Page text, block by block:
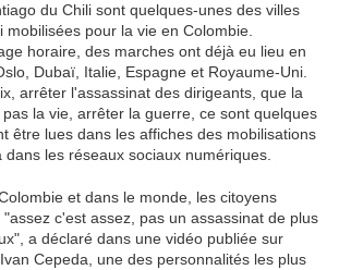
du Chili sont quelques-unes des villes
pour la vie en Colombie.
horaire, des marches ont déjà eu lieu en
Dubaï, Italie, Espagne et Royaume-Uni.
arrêter l'assassinat des dirigeants, que la
la vie, arrêter la guerre, ce sont quelques
être lues dans les affiches des mobilisations
les réseaux sociaux numériques.
et dans le monde, les citoyens
c'est assez, pas un assassinat de plus
a déclaré dans une vidéo publiée sur
Cepeda, une des personnalités les plus